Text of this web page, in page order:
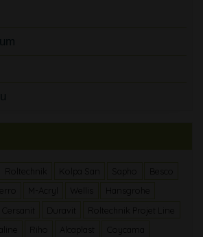
Roltechnik Kolpa San
Besco
Ferro M-Acryl Wellis
Hansgrohe
Cersanit Duravit
Roltechnik Projet Line
Alcaplast